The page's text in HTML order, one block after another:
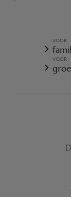
ALGEMENE
COOKIES-BELEID
REGLEMENT VAN
VOOR
VOOR